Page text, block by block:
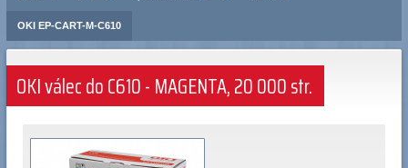
OKI EP-CART-M-C610
OKI válec do C610 - MAGENTA, 20 000 str.